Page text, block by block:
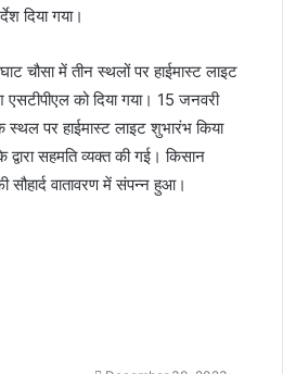
दिया गया।
चौसा में तीन स्थलों पर हाईमास्ट लाइट
एसटीपीएल को दिया गया। 15 जनवरी
पर हाईमास्ट लाइट शुभारंभ किया
सहमति व्यक्त की गई। किसान
सौहार्द वातावरण में संपन्न हुआ।